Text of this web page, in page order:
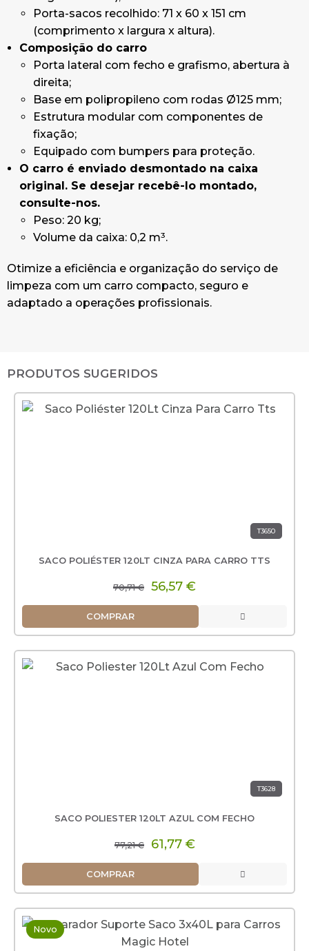
Porta-sacos recolhido: 71 x 60 x 151 cm
(comprimento x largura x altura).
Composição do carro
Porta lateral com fecho e grafismo, abertura à
direita;
Base em polipropileno com rodas Ø125 mm;
Estrutura modular com componentes de
fixação;
Equipado com bumpers para proteção.
O carro é enviado desmontado na caixa
original. Se desejar recebê-lo montado,
consulte-nos.
Peso: 20 kg;
Volume da caixa: 0,2 m³.
Otimize a eficiência e organização do serviço de
limpeza com um carro compacto, seguro e
adaptado a operações profissionais.
PRODUTOS SUGERIDOS
T3650
SACO POLIÉSTER 120LT CINZA PARA CARRO TTS
70,71 € 56,57 €
COMPRAR
T3628
SACO POLIESTER 120LT AZUL COM FECHO
77,21 € 61,77 €
COMPRAR
Novo